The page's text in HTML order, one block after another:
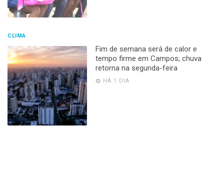
CLIMA
Fim de semana será de calor e
tempo firme em Campos; chuva
retorna na segunda-feira
HÁ 1 DIA